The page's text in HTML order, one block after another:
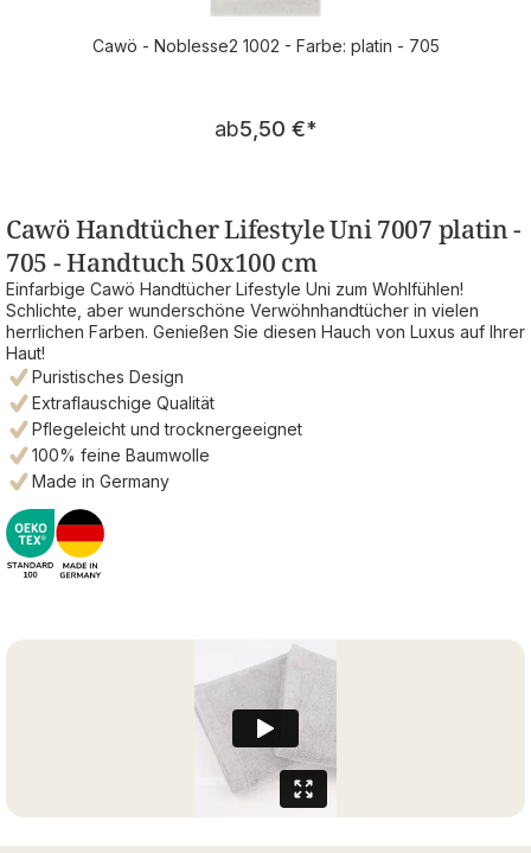
Cawö - Noblesse2 1002 - Farbe: platin - 705
Regulärer Preis:
ab5,50 €*
Cawö Handtücher Lifestyle Uni 7007 platin -
705 - Handtuch 50x100 cm
Einfarbige Cawö Handtücher Lifestyle Uni zum Wohlfühlen!
Schlichte, aber wunderschöne Verwöhnhandtücher in vielen
herrlichen Farben. Genießen Sie diesen Hauch von Luxus auf Ihrer
Haut!
Puristisches Design
Extraflauschige Qualität
Pflegeleicht und trocknergeeignet
100% feine Baumwolle
Made in Germany